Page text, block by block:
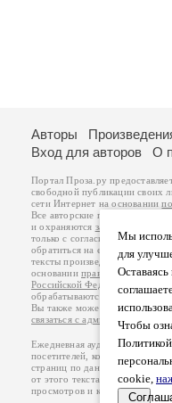
Мы
для
Оставаясь
Чтобы
cookie,
Авторы
Вход для авторов
О
Портал Проза.ру
свободной публикации своих
сети Интернет на основании
Все авторские права на
и охраняются законом
.
только с согласия его автора,
обратиться на его авторской
тексты произведений авторы
основанииправил публикации
Российской Федерации
обрабатываются на основании
Вы также можете посмотреть
связаться с администрацией
Ежедневная аудитория
посетителей, которые в
страниц по данным счетчика
от этого текста. В каждой
просмотров и количество